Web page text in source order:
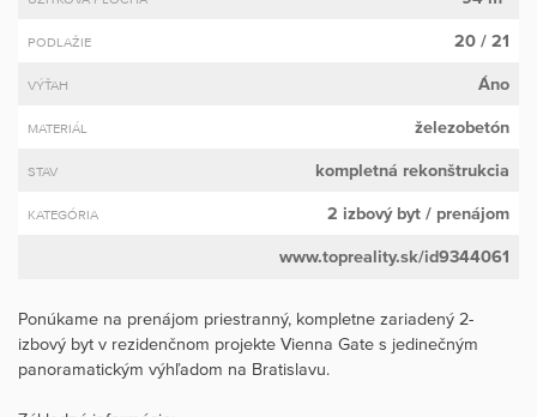
PODLAŽIE 20 / 21
VÝŤAH Áno
MATERIÁL železobetón
STAV kompletná rekonštrukcia
KATEGÓRIA 2 izbový byt / prenájom
www.topreality.sk/id9344061
Ponúkame na prenájom priestranný, kompletne zariadený 2-
izbový byt v rezidenčnom projekte Vienna Gate s jedinečným
panoramatickým výhľadom na Bratislavu.